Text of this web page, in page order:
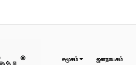
சமூகம் ஜனநாயகம்